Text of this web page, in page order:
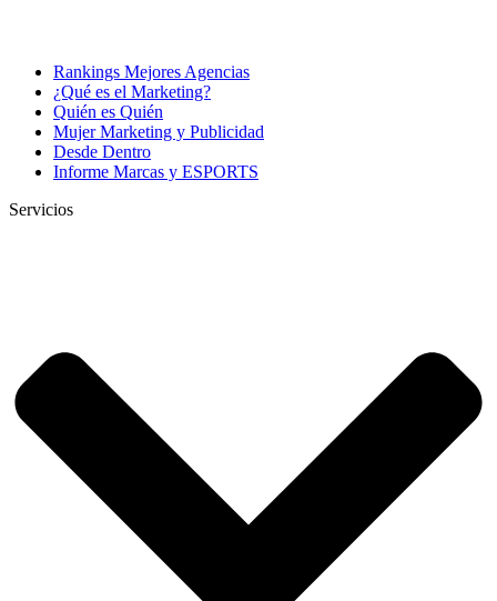
Rankings Mejores Agencias
¿Qué es el Marketing?
Quién es Quién
Mujer Marketing y Publicidad
Desde Dentro
Informe Marcas y ESPORTS
Servicios